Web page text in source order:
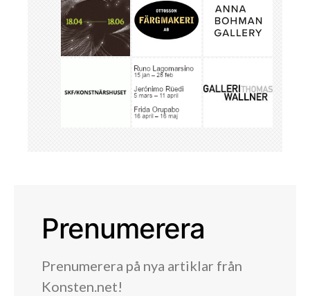
Prenumerera
Prenumerera på nya artiklar från
Konsten.net!